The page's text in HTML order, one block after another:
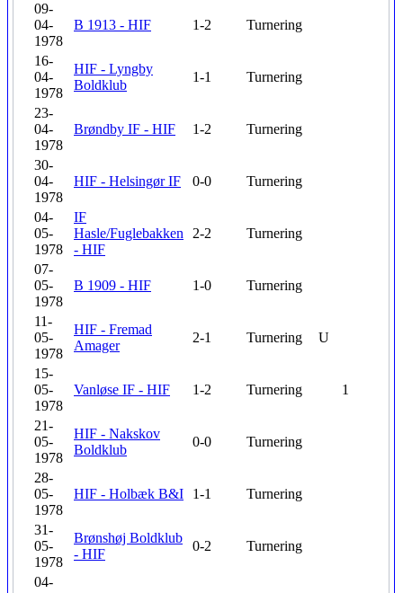
09-
04-
1978
B 1913 - HIF 1-2 Turnering
16-
04-
1978
HIF - Lyngby
Boldklub
1-1 Turnering
23-
04-
1978
Brøndby IF - HIF 1-2 Turnering
30-
04-
1978
HIF - Helsingør IF 0-0 Turnering
04-
05-
1978
IF
Hasle/Fuglebakken
- HIF
2-2 Turnering
07-
05-
1978
B 1909 - HIF 1-0 Turnering
11-
05-
1978
HIF - Fremad
Amager
2-1 Turnering U
15-
05-
1978
Vanløse IF - HIF 1-2 Turnering 1
21-
05-
1978
HIF - Nakskov
Boldklub
0-0 Turnering
28-
05-
1978
HIF - Holbæk B&I 1-1 Turnering
31-
05-
1978
Brønshøj Boldklub
- HIF
0-2 Turnering
04-